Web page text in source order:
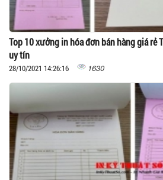
Top 10 xưởng in hóa đơn bán hàng giá rẻ
uy tín
28/10/2021 14:26:16 1630